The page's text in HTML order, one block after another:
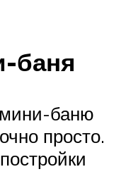
баня
баню
просто.